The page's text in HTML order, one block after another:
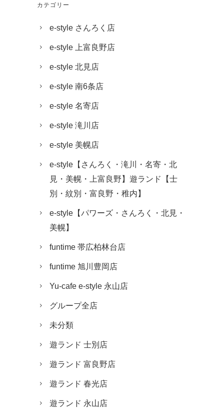
カテゴリー
e-style さんろく店
e-style 上富良野店
e-style 北見店
e-style 南6条店
e-style 名寄店
e-style 滝川店
e-style 美幌店
e-style【さんろく・滝川・名寄・北
見・美幌・上富良野】遊ランド【士
別・紋別・富良野・稚内】
e-style【パワーズ・さんろく・北見・
美幌】
funtime 帯広柏林台店
funtime 旭川豊岡店
Yu-cafe e-style 永山店
グループ全店
未分類
遊ランド 士別店
遊ランド 富良野店
遊ランド 春光店
遊ランド 永山店